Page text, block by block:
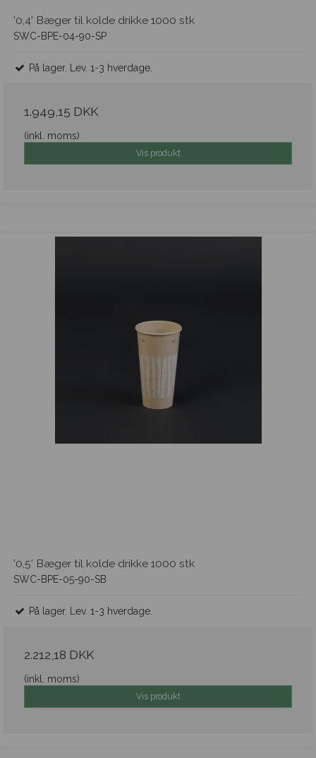
'0,4' Bæger til kolde drikke 1000 stk
SWC-BPE-04-90-SP
På lager. Lev. 1-3 hverdage.
1.949,15 DKK
(inkl. moms)
Vis produkt
'0,5' Bæger til kolde drikke 1000 stk
SWC-BPE-05-90-SB
På lager. Lev. 1-3 hverdage.
2.212,18 DKK
(inkl. moms)
Vis produkt